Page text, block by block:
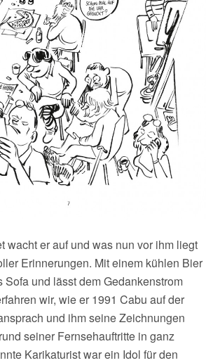
wacht er auf und was nun vor ihm liegt
Erinnerungen. Mit einem kühlen Bier
Sofa und lässt dem Gedankenstrom
wir, wie er 1991 Cabu auf der
und ihm seine Zeichnungen
seiner Fernsehauftritte in ganz
Karikaturist war ein Idol für den